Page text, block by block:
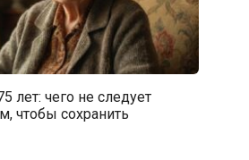
лет: чего не следует
чтобы сохранить